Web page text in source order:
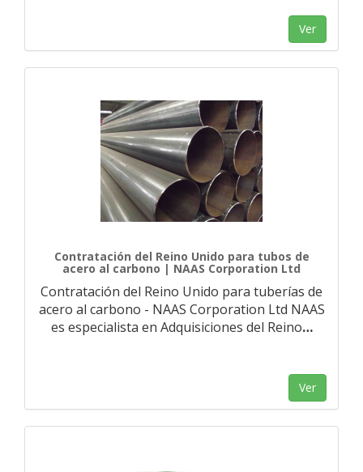
Ver
Contratación del Reino Unido para tubos de
acero al carbono | NAAS Corporation Ltd
Contratación del Reino Unido para tuberías de
acero al carbono - NAAS Corporation Ltd NAAS
es especialista en Adquisiciones del Reino…
Ver